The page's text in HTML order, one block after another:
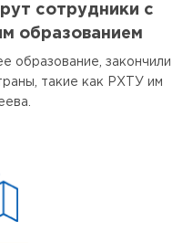
сотрудники с
образованием
образование, закончили
такие как РХТУ им